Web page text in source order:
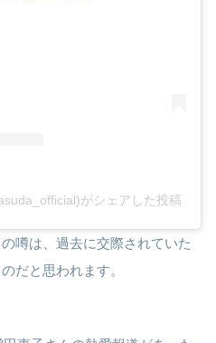
がシェアした投稿
噂は、過去に交際されていた
だと思われます。